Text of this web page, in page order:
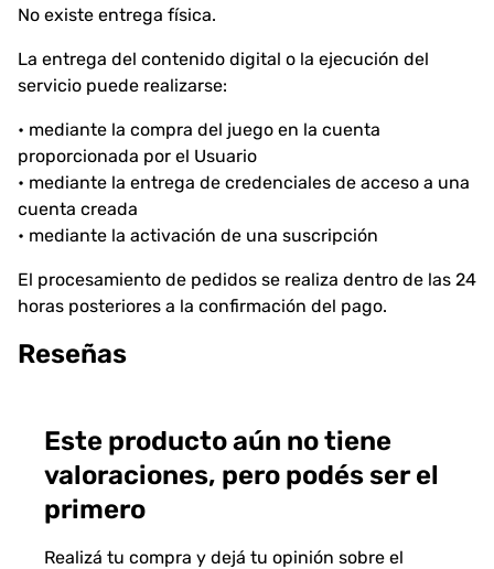
No existe entrega física.
La entrega del contenido digital o la ejecución del
servicio puede realizarse:
• mediante la compra del juego en la cuenta
proporcionada por el Usuario
• mediante la entrega de credenciales de acceso a una
cuenta creada
• mediante la activación de una suscripción
El procesamiento de pedidos se realiza dentro de las 24
horas posteriores a la confirmación del pago.
Reseñas
Este producto aún no tiene
valoraciones, pero podés ser el
primero
Realizá tu compra y dejá tu opinión sobre el